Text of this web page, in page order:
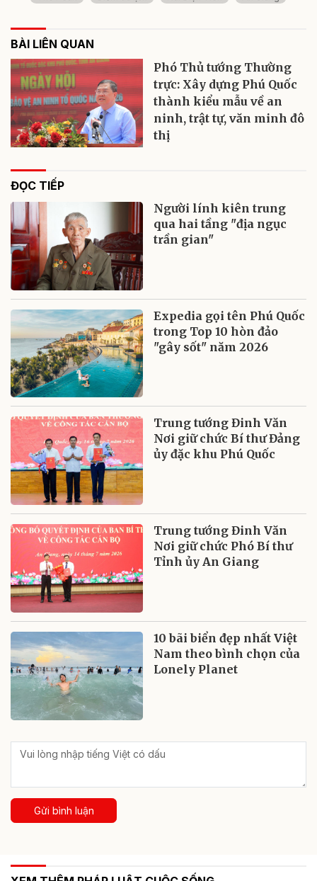
BÀI LIÊN QUAN
Phó Thủ tướng Thường
trực: Xây dựng Phú Quốc
thành kiểu mẫu về an
ninh, trật tự, văn minh đô
thị
ĐỌC TIẾP
Người lính kiên trung
qua hai tầng "địa ngục
trần gian"
Expedia gọi tên Phú Quốc
trong Top 10 hòn đảo
"gây sốt" năm 2026
Trung tướng Đinh Văn
Nơi giữ chức Bí thư Đảng
ủy đặc khu Phú Quốc
Trung tướng Đinh Văn
Nơi giữ chức Phó Bí thư
Tỉnh ủy An Giang
10 bãi biển đẹp nhất Việt
Nam theo bình chọn của
Lonely Planet
Gửi bình luận